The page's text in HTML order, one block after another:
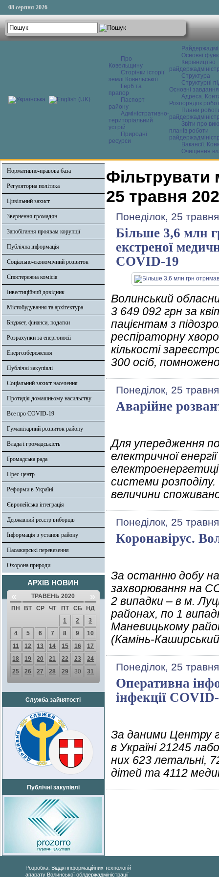
08 серпня 2026
Про
Ковельщину
Сторінки історії
землі Ковельської
Герб та
прапор
Паспорт
району
Адміністративно-
територіальний
устрій
Природні
ресурси
Основні
Керівництво
Структура
Структурні
Основні завдання
Адреса.
Розпорядок
Плани
Звіти про
планів роботи
Вакансії.
Очищення
Нормативно-правова база
Регуляторна політика
Цивільний захист
Звернення громадян
Запобігання проявам корупції
Публічна інформація
Соціально-економічний розвиток
Спостережна комісія
Інвестиційний довідник
Містобудування та архітектура
Бюджет, фінанси, податки
Розрахунки за енергоносії
Енергозбереження
Публічні закупівлі
Соціальний захист населення
Протидія домашньому насильству
Все про COVID-19
Гуманітарний розвиток району
Влада і громадськість
Громадська рада
Прес-центр
Реформи в Україні
Європейська інтеграція
Державний реєстр виборців
Інформація з установ району
Пасажирські перевезення
Охорона природи
АРХІВ НОВИН
« ТРАВЕНЬ 2020 »
ПН ВТ СР ЧТ ПТ СБ
НД
1
2
3
4
5 6 7 8 9
10
11
12 13 14 15 16
17
18
19 20 21 22 23
24
25
26 27 28 29 30 31
Служба зайнятості
Публічні закупівлі
Фільтрувати
25 травня
Понеділок, 25
Більше 3,6 млн
екстреної
COVID-19
Волинський
3 649 092 грн за
пацієнтам з
респіраторну
кількості
300 осіб,
Понеділок, 25
Аварійне
Для упередження
електричної
системи
величини
Понеділок, 25
Коронавірус.
За останню добу на
захворювання на
2 випадки – в м.
районах, по 1
Маневицькому
(Камінь-
Понеділок, 25
Оперативна
інфекції
За даними Центру
в Україні 21245
них 623 летальні,
дітей та 4112
Розробка: Відділ інформаційних технологій
апарату Волинської облдержадміністрації